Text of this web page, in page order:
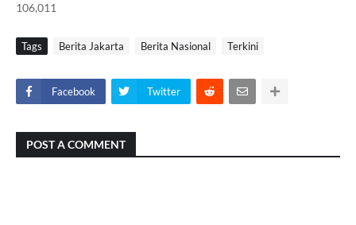
106,011
Tags Berita Jakarta Berita Nasional Terkini
Facebook Twitter
POST A COMMENT